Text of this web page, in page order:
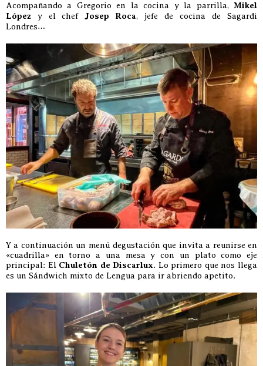
Acompañando a Gregorio en la cocina y la parrilla, Mikel
López y el chef Josep Roca, jefe de cocina de Sagardi
Londres…
Y a continuación un menú degustación que invita a reunirse en
«cuadrilla» en torno a una mesa y con un plato como eje
principal: El Chuletón de Discarlux. Lo primero que nos llega
es un Sándwich mixto de Lengua para ir abriendo apetito.